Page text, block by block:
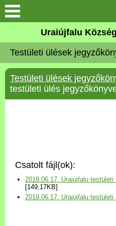
Köszöntő
Elérhetőségek
Uraiújfalu
Választási információk
Versenyképes Járások
Uraiújfalu
Testületi ülések
Testületi ülések
testületi ülés
Csatolt fájl(ok):
2019.06.17. Uraiújfalu
[149,17KB]
2019.06.17. Uraiújfalu